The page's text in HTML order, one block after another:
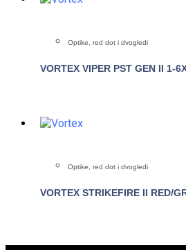
Optike, red dot i dvogledi
VORTEX VIPER PST GEN II 1-
Optike, red dot i dvogledi
VORTEX STRIKEFIRE II RED/